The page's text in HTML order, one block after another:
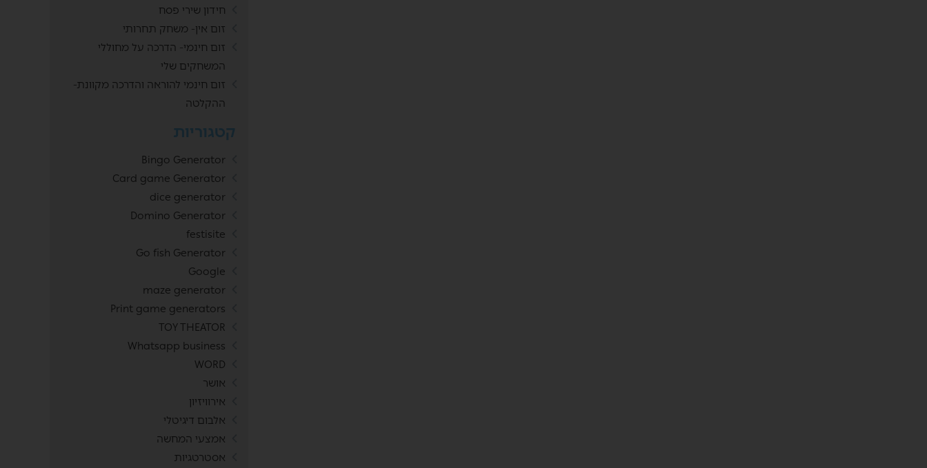
חידון שירי פסח
זום אין- משחק תחרותי
זום חינמי- הדרכה על מחוללי
המשחקים שלי
זום חינמי להוראה והדרכה מקוונת-
ההקלטה
קטגוריות
Bingo Generator
Card game Generator
dice generator
Domino Generator
festisite
Go fish Generator
Google
maze generator
Print game generators
TOY THEATOR
Whatsapp business
WORD
אושר
אירוויזיון
אלבום דיגיטלי
אמצעי המחשה
אסטרטגיות